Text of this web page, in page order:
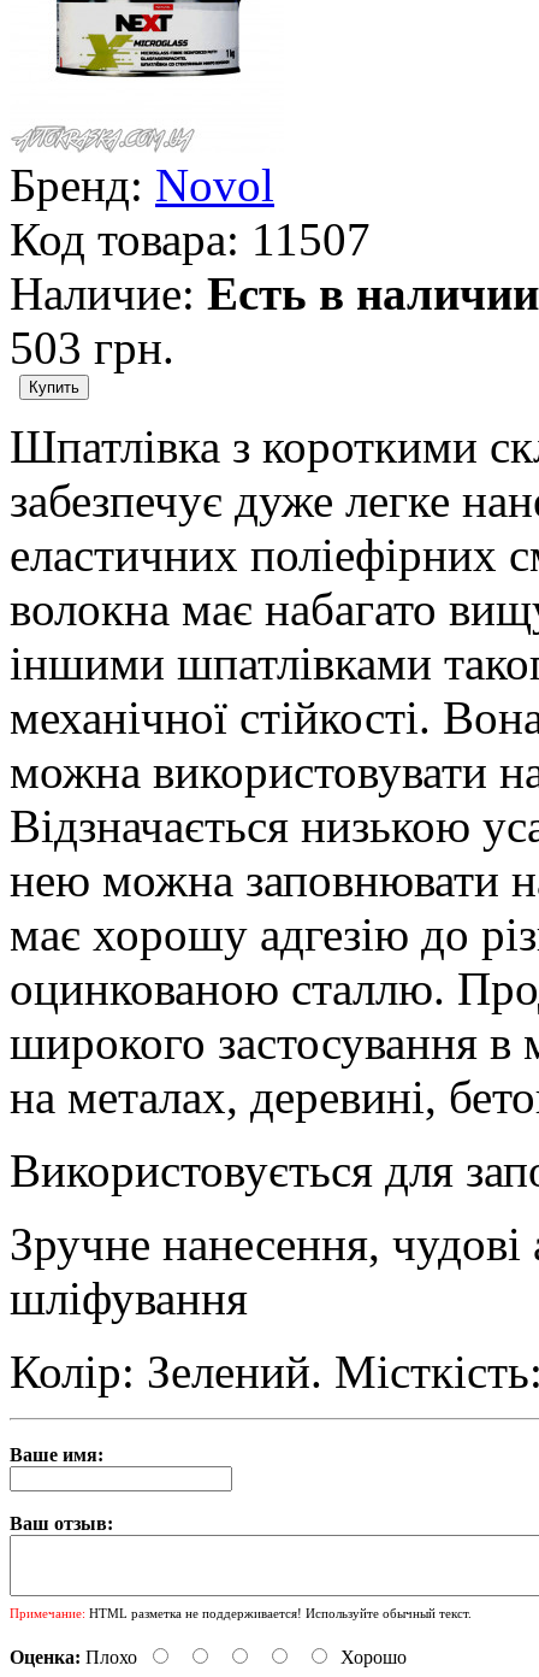
Бренд: Novol
Код товара: 11507
Наличие: Есть в наличии
503 грн.
Шпатлівка з короткими
забезпечує дуже легке
еластичних поліефірних
волокна має набагато
іншими шпатлівками
механічної стійкості.
можна використовувати
Відзначається низькою
нею можна заповнювати
має хорошу адгезію до
оцинкованою сталлю.
широкого застосування
на металах, деревині,
Використовується для
Зручне нанесення, чудові
шліфування
Колір: Зелений.
Ваше имя:
Ваш отзыв:
Примечание: HTML разметка не поддерживается! Используйте обычный текст.
Оценка: Плохо Хорошо